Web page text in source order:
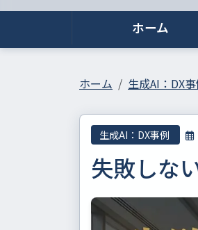
ホーム
ホーム 生成AI：DX
生成AI：DX事例
失敗しな